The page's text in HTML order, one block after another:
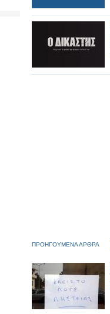
ΠΡΟΗΓΟΥΜΕΝΑ ΑΡΘΡΑ